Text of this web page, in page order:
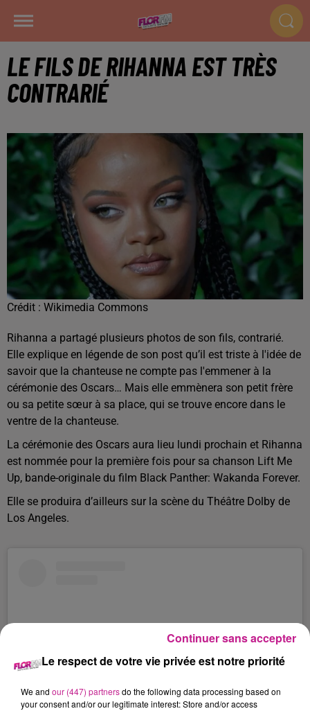
LE FILS DE RIHANNA EST TRÈS
CONTRARIÉ
Crédit : Wikimedia Commons
Rihanna a partagé plusieurs photos de son fils, contrarié.
Elle explique en légende de son post qu’il est triste à l'idée de
savoir que la chanteuse ne compte pas l'emmener à la
cérémonie des Oscars… Mais elle emmènera son petit frère
ou sa petite sœur à sa place, qui se trouve encore dans le
ventre de la chanteuse.
La cérémonie des Oscars aura lieu lundi prochain et Rihanna
est nommée pour la première fois pour sa chanson Lift Me
Up, bande-originale du film Black Panther: Wakanda Forever.
Elle se produira d’ailleurs sur la scène du Théâtre Dolby de
Los Angeles.
Le respect de votre vie privée est notre priorité
We and our (447) partnersdo the following data processing based on
your consent and/or our legitimate interest: Store and/or access
Continuer sans accepter